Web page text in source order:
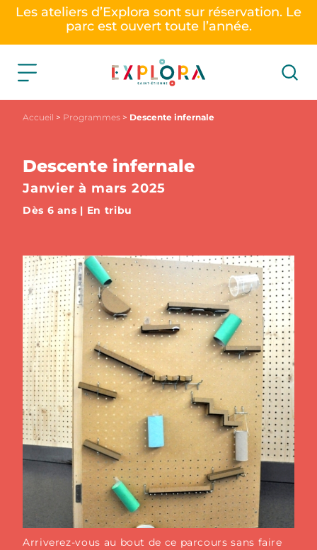
Les ateliers d’Explora sont sur réservation. Le
parc est ouvert toute l’année.
Accueil > Programmes > Descente infernale
Descente infernale
Janvier à mars 2025
Dès 6 ans | En tribu
Arriverez-vous au bout de ce parcours sans faire